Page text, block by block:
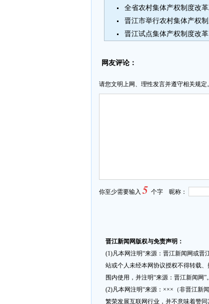
全省农村集体产权制度改
晋江市举行农村集体产权
晋江试点集体产权制度改
网友评论：
请您文明上网、理性发言并遵守相关规定。
你至少需要输入5 个字 昵称：
晋江新闻网版权与免责声明：
(1)凡本网注明“来源：晋江新闻网或晋
站或个人未经本网协议授权不得转载
围内使用，并注明“来源：晋江新闻网
(2)凡本网注明“来源：×××（非晋江新
繁荣发展互联网行业，并不意味着赞